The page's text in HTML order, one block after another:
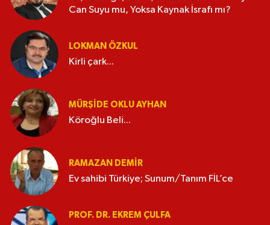
Can Suyu mu, Yoksa Kaynak İsrafı mı?
LOKMAN ÖZKUL
Kirli çark...
MÜRŞIDE OKLU AYHAN
Köroğlu Beli...
RAMAZAN DEMİR
Ev sahibi Türkiye; Sunum/Tanım FİL’ce
PROF. DR. EKREM ÇULFA